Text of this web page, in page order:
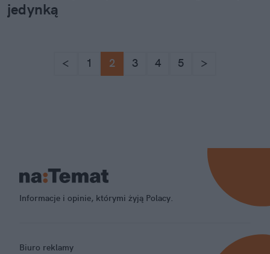
jedynką
< 1 2 3 4 5 >
Informacje i opinie, którymi żyją Polacy.
Biuro reklamy